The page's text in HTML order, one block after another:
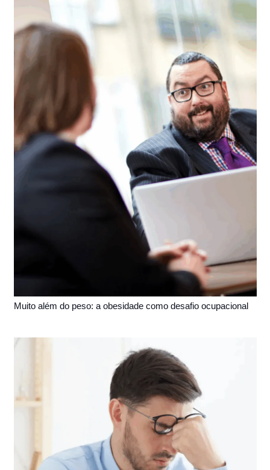
Muito além do peso: a obesidade como desafio ocupacional